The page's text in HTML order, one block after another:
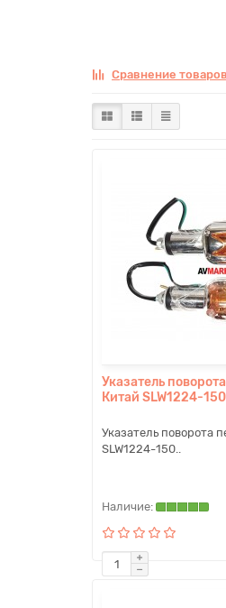
Сравнение
Указатель
Китай SLW1224-150
Указатель поворота
SLW1224-150..